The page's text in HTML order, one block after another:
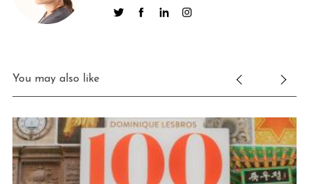
You may also like